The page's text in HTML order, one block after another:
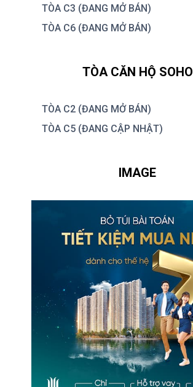
TÒA C3 (ĐANG MỞ BÁN)
TÒA C6 (ĐANG MỞ BÁN)
TÒA CĂN HỘ SOHO
TÒA C2 (ĐANG MỞ BÁN)
TÒA C5 (ĐANG CẬP NHẬT)
IMAGE